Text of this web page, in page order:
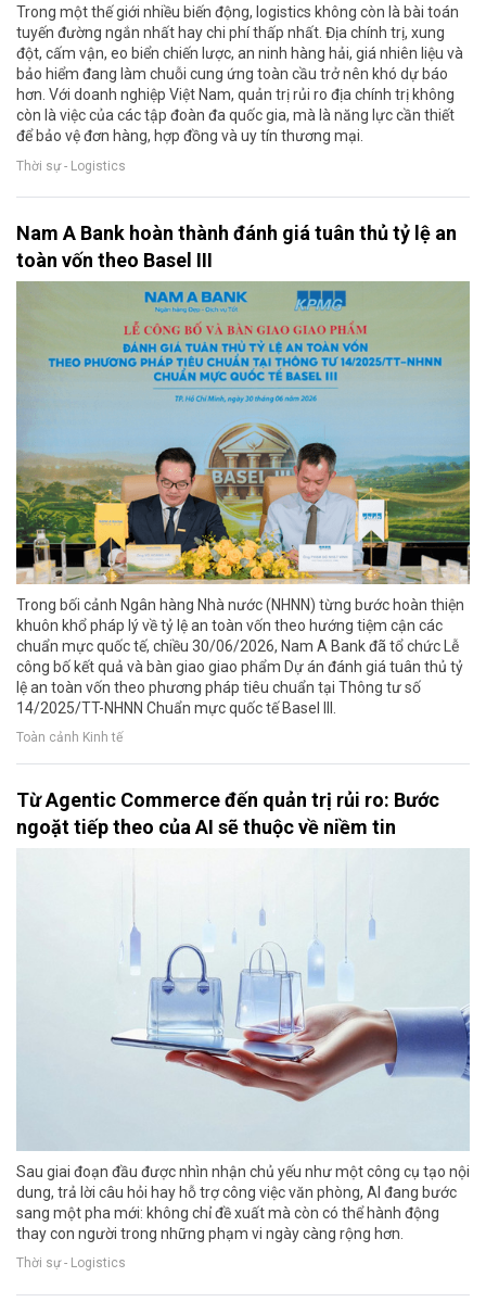
Trong một thế giới nhiều biến động, logistics không còn là bài toán
tuyến đường ngắn nhất hay chi phí thấp nhất. Địa chính trị, xung
đột, cấm vận, eo biển chiến lược, an ninh hàng hải, giá nhiên liệu và
bảo hiểm đang làm chuỗi cung ứng toàn cầu trở nên khó dự báo
hơn. Với doanh nghiệp Việt Nam, quản trị rủi ro địa chính trị không
còn là việc của các tập đoàn đa quốc gia, mà là năng lực cần thiết
để bảo vệ đơn hàng, hợp đồng và uy tín thương mại.
Thời sự - Logistics
Nam A Bank hoàn thành đánh giá tuân thủ tỷ lệ an
toàn vốn theo Basel III
Trong bối cảnh Ngân hàng Nhà nước (NHNN) từng bước hoàn thiện
khuôn khổ pháp lý về tỷ lệ an toàn vốn theo hướng tiệm cận các
chuẩn mực quốc tế, chiều 30/06/2026, Nam A Bank đã tổ chức Lễ
công bố kết quả và bàn giao giao phẩm Dự án đánh giá tuân thủ tỷ
lệ an toàn vốn theo phương pháp tiêu chuẩn tại Thông tư số
14/2025/TT-NHNN Chuẩn mực quốc tế Basel III.
Toàn cảnh Kinh tế
Từ Agentic Commerce đến quản trị rủi ro: Bước
ngoặt tiếp theo của AI sẽ thuộc về niềm tin
Sau giai đoạn đầu được nhìn nhận chủ yếu như một công cụ tạo nội
dung, trả lời câu hỏi hay hỗ trợ công việc văn phòng, AI đang bước
sang một pha mới: không chỉ đề xuất mà còn có thể hành động
thay con người trong những phạm vi ngày càng rộng hơn.
Thời sự - Logistics